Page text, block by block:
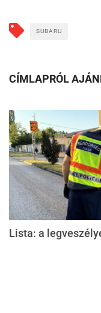
SUBARU
CÍMLAPRÓL
Lista: a